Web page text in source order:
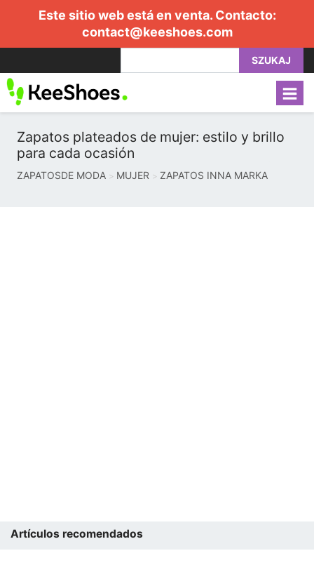
Este sitio web está en venta. Contacto:
contact@keeshoes.com
SZUKAJ
Zapatos plateados de mujer: estilo y brillo
para cada ocasión
ZAPATOSDE MODA MUJER ZAPATOS INNA MARKA
Artículos recomendados